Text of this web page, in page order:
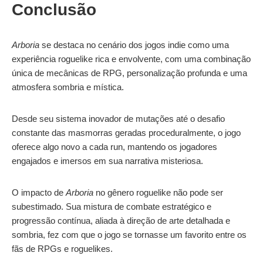
Conclusão
Arboria se destaca no cenário dos jogos indie como uma
experiência roguelike rica e envolvente, com uma combinação
única de mecânicas de RPG, personalização profunda e uma
atmosfera sombria e mística.
Desde seu sistema inovador de mutações até o desafio
constante das masmorras geradas proceduralmente, o jogo
oferece algo novo a cada run, mantendo os jogadores
engajados e imersos em sua narrativa misteriosa.
O impacto de Arboria no gênero roguelike não pode ser
subestimado. Sua mistura de combate estratégico e
progressão contínua, aliada à direção de arte detalhada e
sombria, fez com que o jogo se tornasse um favorito entre os
fãs de RPGs e roguelikes.